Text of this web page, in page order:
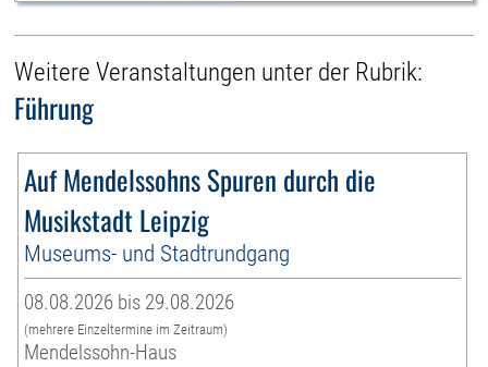
Weitere Veranstaltungen unter der Rubrik:
Führung
Auf Mendelssohns Spuren durch die
Musikstadt Leipzig
Museums- und Stadtrundgang
08.08.2026 bis 29.08.2026
(mehrere Einzeltermine im Zeitraum)
Mendelssohn-Haus